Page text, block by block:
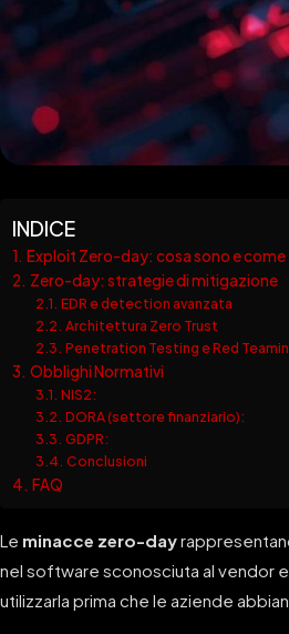
INDICE
Exploit Zero-day: cosa sono e
Zero-day: strategie di mitigazione
EDR e detection avanzata
Architettura Zero Trust
Penetration Testing e Red
Obblighi Normativi
NIS2:
DORA (settore finanziario):
GDPR:
Conclusioni
FAQ
Le minacce zero-day
nel software sconosciuta al vendor
utilizzarla prima che le aziende